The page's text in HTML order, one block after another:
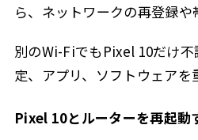
ら、ネットワークの再登録や
別のWi-FiでもPixel 10だけ
定、アプリ、ソフトウェアを
Pixel 10とルーターを再起動